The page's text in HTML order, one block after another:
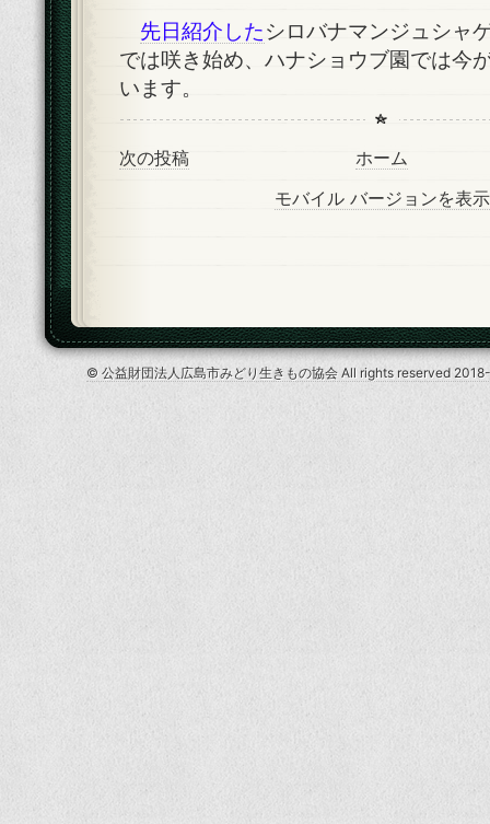
先日紹介したシロバナマンジュシャ
では咲き始め、ハナショウブ園では今
います。
次の投稿
ホーム
モバイル バージョンを表示
© 公益財団法人広島市みどり生きもの協会 All rights reserved 2018-